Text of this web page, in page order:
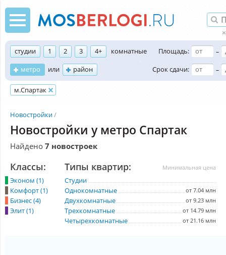
студии 1 2 3 4+
комнатные
метро
или район
Площадь:
–
Срок сдачи:
–
м.Спартак
Новостройки
Новостройки у метро Спартак
Найдено 7 новостроек
Классы:
Эконом (1)
Комфорт (1)
Бизнес (4)
Элит (1)
Минимальная цена
Типы квартир:
Студии
Однокомнатные
от 7.04 млн
Двухкомнатные от 9.23 млн
Трехкомнатные от 14.79 млн
Четырехкомнатные от 21.16 млн